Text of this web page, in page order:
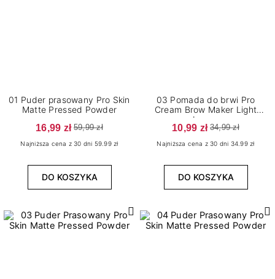
01 Puder prasowany Pro Skin
Matte Pressed Powder
16,99 zł 59,99 zł
Najniższa cena z 30 dni 59.99 zł
DO KOSZYKA
03 Pomada do brwi Pro
Cream Brow Maker Light
brown
10,99 zł 34,99 zł
Najniższa cena z 30 dni 34.99 zł
DO KOSZYKA